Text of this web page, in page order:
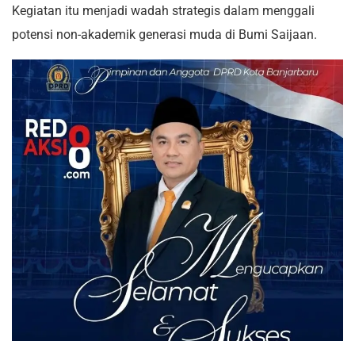
Kegiatan itu menjadi wadah strategis dalam menggali
potensi non-akademik generasi muda di Bumi Saijaan.